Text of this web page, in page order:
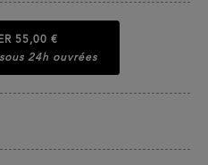
55,00 €
24h ouvrées